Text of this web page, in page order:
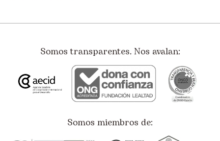
Somos transparentes. Nos avalan:
Somos miembros de: